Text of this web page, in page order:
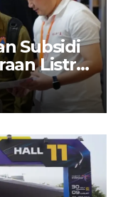
Subsidi
Listrik